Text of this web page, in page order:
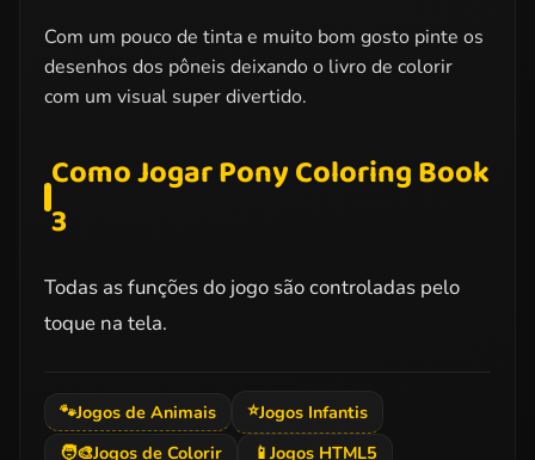
Com um pouco de tinta e muito bom gosto pinte os
desenhos dos pôneis deixando o livro de colorir
com um visual super divertido.
Como Jogar Pony Coloring Book
3
Todas as funções do jogo são controladas pelo
toque na tela.
🐾Jogos de Animais ⭐Jogos Infantis
🧑‍🎨Jogos de Colorir 📱 Jogos HTML5